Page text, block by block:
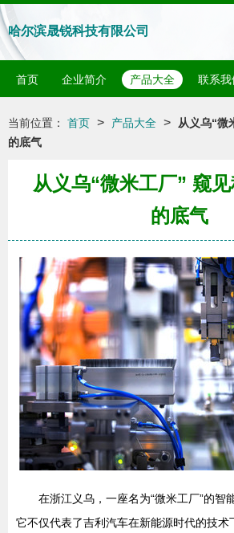
哈尔滨晟锐科技有限公司
首页 企业简介 产品大全 联系我
当前位置： 首页 > 产品大全 >
从义乌“微
的底气
从义乌“微米工厂” 窥
的底气
在浙江义乌，一座名为“微米工厂”的智
它不仅代表了吉利汽车在新能源时代的技术